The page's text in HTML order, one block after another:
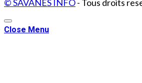
© SAVANES INFO- Tous droits
Close Menu